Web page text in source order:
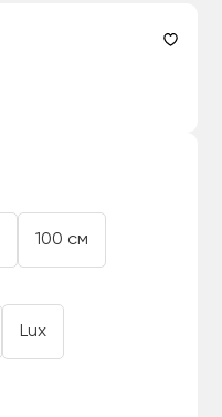
100 см
Lux